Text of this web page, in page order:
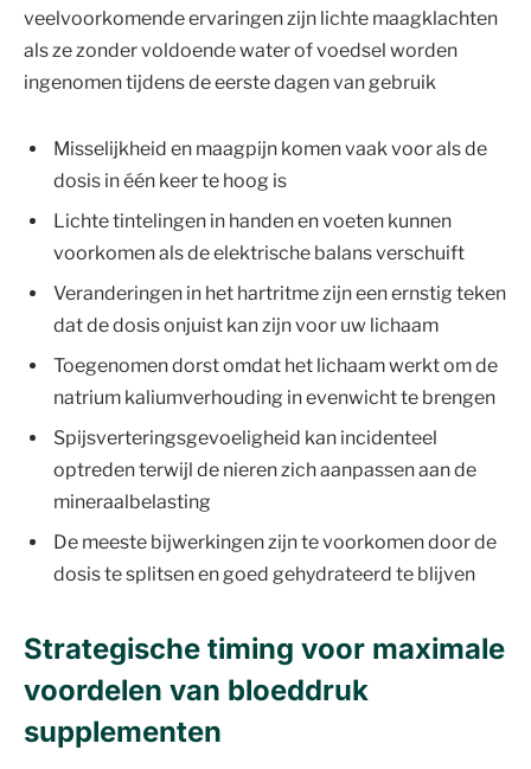
veelvoorkomende ervaringen zijn lichte maagklachten
als ze zonder voldoende water of voedsel worden
ingenomen tijdens de eerste dagen van gebruik
Misselijkheid en maagpijn komen vaak voor als de
dosis in één keer te hoog is
Lichte tintelingen in handen en voeten kunnen
voorkomen als de elektrische balans verschuift
Veranderingen in het hartritme zijn een ernstig teken
dat de dosis onjuist kan zijn voor uw lichaam
Toegenomen dorst omdat het lichaam werkt om de
natrium kaliumverhouding in evenwicht te brengen
Spijsverteringsgevoeligheid kan incidenteel
optreden terwijl de nieren zich aanpassen aan de
mineraalbelasting
De meeste bijwerkingen zijn te voorkomen door de
dosis te splitsen en goed gehydrateerd te blijven
Strategische timing voor maximale
voordelen van bloeddruk
supplementen